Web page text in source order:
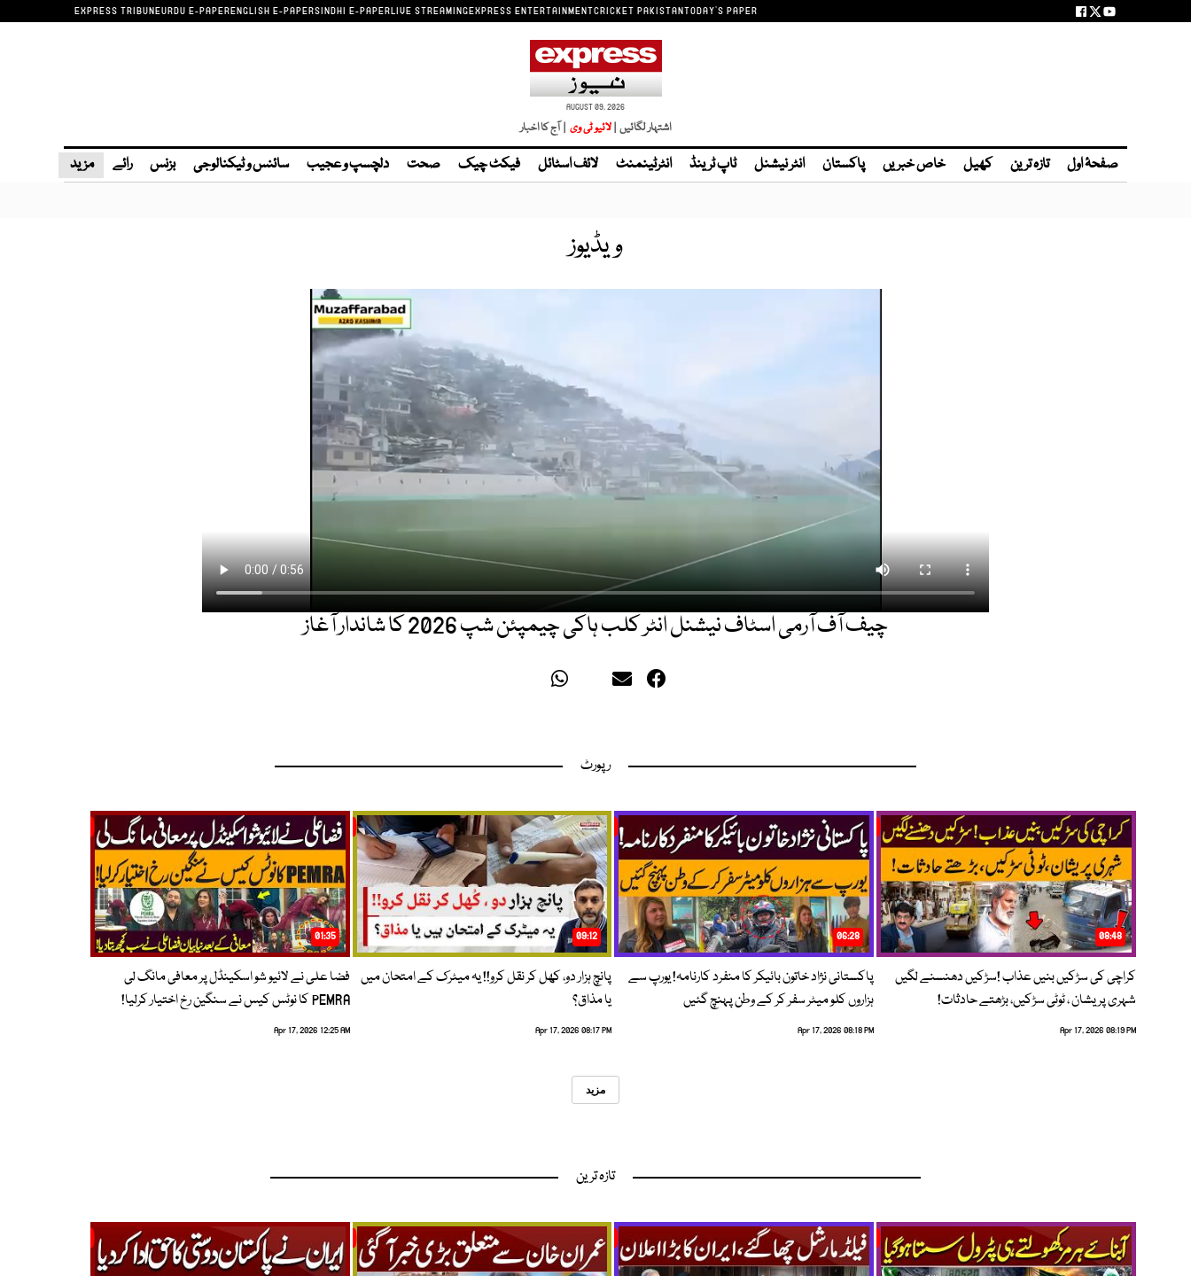
EXPRESS TRIBUNEURDU E-PAPERENGLISH E-PAPERSINDHI E-PAPERLIVE STREAMINGEXPRESS ENTERTAINMENTCRICKET PAKISTANTODAY'S PAPER
AUGUST 09, 2026
اشتہار لگائیں |لائیو ٹی وی | آج کا اخبار
صفحۂ اول تازہ ترین کھیل خاص خبریں پاکستان انٹر نیشنل ٹاپ ٹرینڈ انٹرٹینمنٹ لائف اسٹائل فیکٹ چیک صحت دلچسپ و عجیب سائنس و ٹیکنالوجی بزنس رائے مزید
ویڈیوز
چیف آف آرمی اسٹاف نیشنل انٹر کلب ہاکی چیمپئن شپ 2026 کا شاندار آغاز
رپورٹ
08:48
کراچی کی سڑکیں بنیں عذاب !سڑکیں دھنسنے لگیں
شہری پریشان ، ٹوٹی سڑکیں، بڑھتے حادثات!
Apr 17, 2026 08:19 PM
06:28
پاکستانی نژاد خاتون بائیکر کا منفرد کارنامہ! یورپ سے
ہزاروں کلو میٹر سفر کر کے وطن پہنچ گئیں
Apr 17, 2026 08:18 PM
09:12
پانچ ہزار دو، کھل کر نقل کرو!! یہ میٹرک کے امتحان میں
یا مذاق؟
Apr 17, 2026 08:17 PM
01:35
فضا علی نے لائیو شو اسکینڈل پر معافی مانگ لی
PEMRA کا نوٹس کیس نے سنگین رخ اختیار کرلیا!
Apr 17, 2026 12:25 AM
مزید
تازہ ترین